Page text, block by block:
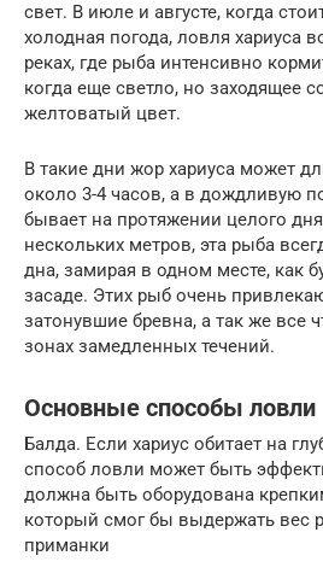
свет. В июле и августе, когда
холодная погода, ловля хариуса
реках, где рыба интенсивно
когда еще светло, но заходящее
желтоватый цвет.
В такие дни жор хариуса может
около 3-4 часов, а в дождливую
бывает на протяжении целого
нескольких метров, эта рыба
дна, замирая в одном месте, как
засаде. Этих рыб очень
затонувшие бревна, а так же все
зонах замедленных течений.
Основные способы ловли
Балда. Если хариус обитает на
способ ловли может быть
должна быть оборудована
который смог бы выдержать вес
приманки